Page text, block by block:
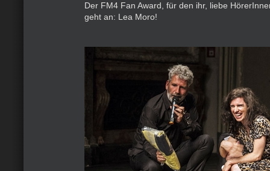
Der FM4 Fan Award, für den ihr, liebe
geht an: Lea Moro!